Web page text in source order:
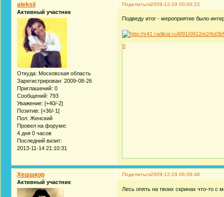
Поделиться2009-12-29 00:00:22
aleksij
Активный участник
Откуда: Московская область
Зарегистрирован: 2009-08-26
Приглашений: 0
Сообщений: 793
Уважение: [+40/-2]
Позитив: [+36/-1]
Пол: Женский
Провел на форуме:
4 дня 0 часов
Последний визит:
2013-11-14 21:10:31
Подведу итог - мероприятие было
0
Поделиться2009-12-29 06:09:46
Хешшкор
Активный участник
Лесь опять на твоих скринах что-то с